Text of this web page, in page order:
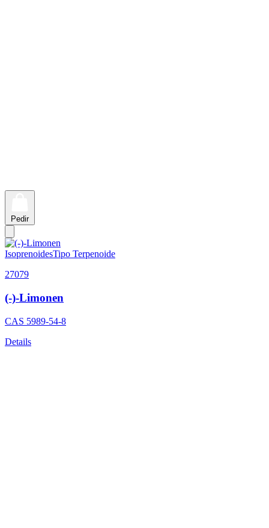
Pedir
IsoprenoidesTipo Terpenoide
27079
(-)-Limonen
CAS 5989-54-8
Details